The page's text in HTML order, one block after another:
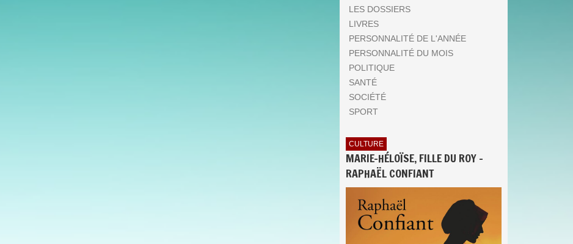
LES DOSSIERS
LIVRES
PERSONNALITÉ DE L'ANNÉE
PERSONNALITÉ DU MOIS
POLITIQUE
SANTÉ
SOCIÉTÉ
SPORT
CULTURE
MARIE-HÉLOÏSE, FILLE DU ROY -
RAPHAËL CONFIANT